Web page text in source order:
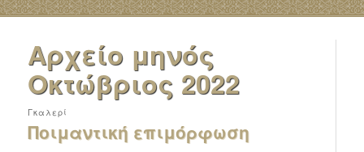
Αρχείο μηνός
Οκτώβριος 2022
Ποιμαντική επιμόρφωση
Γκαλερί